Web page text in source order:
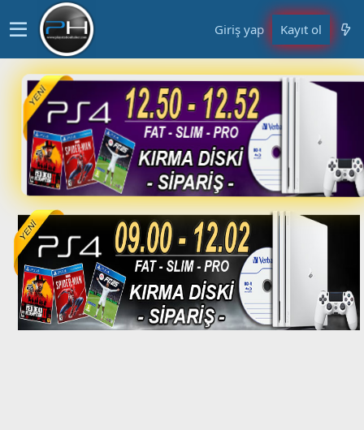
Giriş yap Kayıt ol